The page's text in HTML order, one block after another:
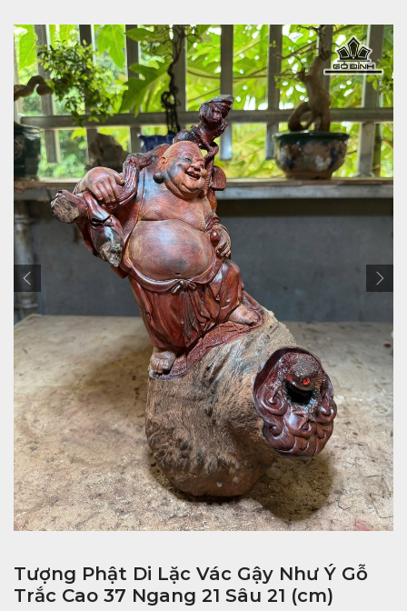
Tượng Phật Di Lặc Vác Gậy Như Ý Gỗ
Trắc Cao 37 Ngang 21 Sâu 21 (cm)